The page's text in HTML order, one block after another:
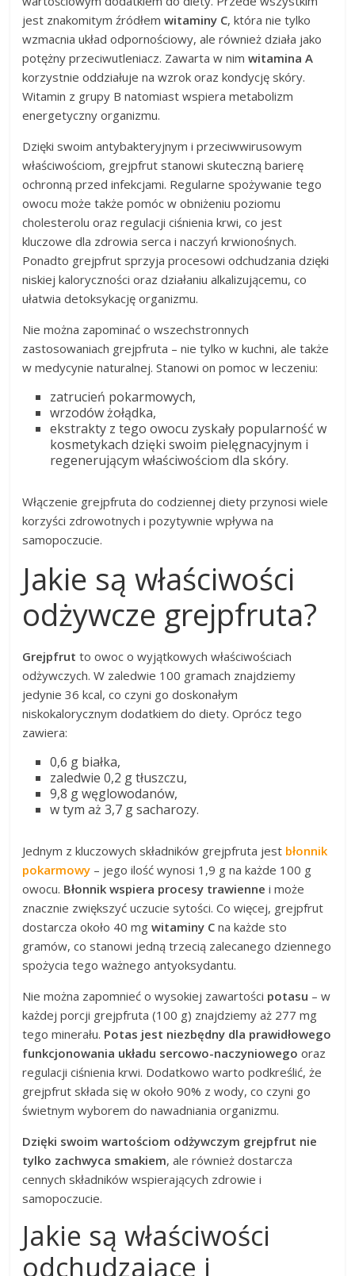
jest znakomitym źródłemwitaminy C, która nie tylko
wzmacnia układ odpornościowy, ale również działa jako
potężny przeciwutleniacz. Zawarta w nimwitamina A
korzystnie oddziałuje na wzrok oraz kondycję skóry.
Witamin z grupy B natomiast wspiera metabolizm
energetyczny organizmu.
Dzięki swoim antybakteryjnym i przeciwwirusowym
właściwościom, grejpfrut stanowi skuteczną barierę
ochronną przed infekcjami. Regularne spożywanie tego
owocu może także pomóc w obniżeniu poziomu
cholesterolu oraz regulacji ciśnienia krwi, co jest
kluczowe dla zdrowia serca i naczyń krwionośnych.
Ponadto grejpfrut sprzyja procesowi odchudzania dzięki
niskiej kaloryczności oraz działaniu alkalizującemu, co
ułatwia detoksykację organizmu.
Nie można zapominać o wszechstronnych
zastosowaniach grejpfruta – nie tylko w kuchni, ale także
w medycynie naturalnej. Stanowi on pomoc w leczeniu:
zatrucień pokarmowych,
wrzodów żołądka,
ekstrakty z tego owocu zyskały popularność w
kosmetykach dzięki swoim pielęgnacyjnym i
regenerującym właściwościom dla skóry.
Włączenie grejpfruta do codziennej diety przynosi wiele
korzyści zdrowotnych i pozytywnie wpływa na
samopoczucie.
Jakie są właściwości
odżywcze grejpfruta?
Grejpfrut to owoc o wyjątkowych właściwościach
odżywczych. W zaledwie 100 gramach znajdziemy
jedynie 36 kcal, co czyni go doskonałym
niskokalorycznym dodatkiem do diety. Oprócz tego
zawiera:
0,6 g białka,
zaledwie 0,2 g tłuszczu,
9,8 g węglowodanów,
w tym aż 3,7 g sacharozy.
Jednym z kluczowych składników grejpfruta jest błonnik
pokarmowy – jego ilość wynosi 1,9 g na każde 100 g
owocu. Błonnik wspiera procesy trawienne i może
znacznie zwiększyć uczucie sytości. Co więcej, grejpfrut
dostarcza około 40 mgwitaminy C na każde sto
gramów, co stanowi jedną trzecią zalecanego dziennego
spożycia tego ważnego antyoksydantu.
Nie można zapomnieć o wysokiej zawartości potasu – w
każdej porcji grejpfruta (100 g) znajdziemy aż 277 mg
tego minerału. Potas jest niezbędny dla prawidłowego
funkcjonowania układu sercowo-naczyniowego oraz
regulacji ciśnienia krwi. Dodatkowo warto podkreślić, że
grejpfrut składa się w około 90% z wody, co czyni go
świetnym wyborem do nawadniania organizmu.
Dzięki swoim wartościom odżywczym grejpfrut nie
tylko zachwyca smakiem, ale również dostarcza
cennych składników wspierających zdrowie i
samopoczucie.
Jakie są właściwości
odchudzające i